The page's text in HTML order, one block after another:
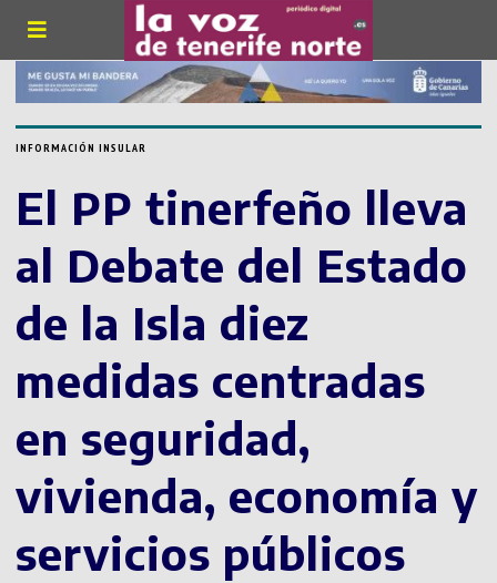
INFORMACIÓN INSULAR
El PP tinerfeño lleva
al Debate del Estado
de la Isla diez
medidas centradas
en seguridad,
vivienda, economía y
servicios públicos